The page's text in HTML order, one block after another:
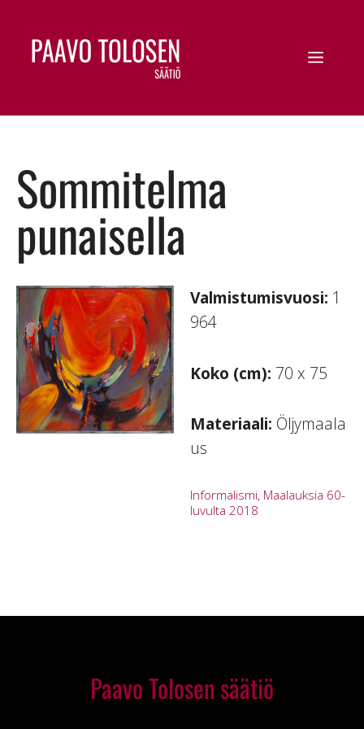
Sommitelma
punaisella
Valmistumisvuosi: 1
964
Koko (cm): 70 x 75
Materiaali: Öljymaala
us
Informalismi, Maalauksia 60-
luvulta 2018
Paavo Tolosen säätiö